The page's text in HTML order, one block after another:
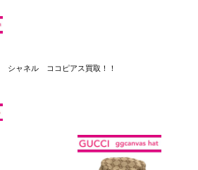
シャネル ココピアス買取！！